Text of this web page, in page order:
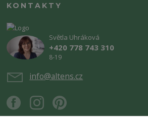
KONTAKTY
Světla Uhráková
+420 778 743 310
8-19
info@altens.cz